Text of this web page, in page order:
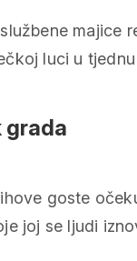
majice
luci u
grada
goste
joj se ljudi